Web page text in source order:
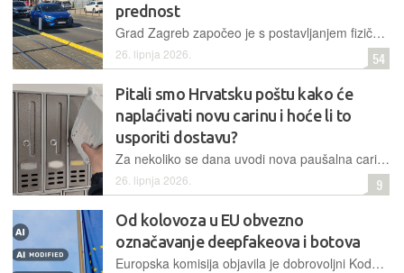
prednost
Grad Zagreb započeo je s postavljanjem fizičkih barijera na Savskoj cesti, gdje ukida vožnju taksijima žutom trakom, kako bi se prioritet dao tramvajima na toj ključnoj gradskoj prometnici
26. lipnja 2026. 54
Pitali smo Hrvatsku poštu kako će
naplaćivati novu carinu i hoće li to
usporiti dostavu?
Za nekoliko se dana uvodi nova paušalna carina u visini od 3 eura za svaku vrstu robe koja se nađe u malom paketu prispjelome izvan EU izravno do naručitelja. U Hrvatskoj pošti kažu da su spremni
26. lipnja 2026. 9
Od kolovoza u EU obvezno
označavanje deepfakeova i botova
Europska komisija objavila je dobrovoljni Kodeks kako bi pomogla pružateljima i korisnicima generativne umjetne inteligencije da se pripreme za obveze koje stupaju na snagu u kolovozu